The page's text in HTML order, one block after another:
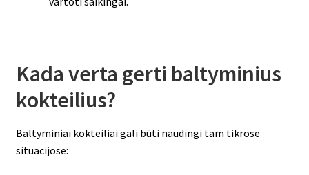
Kada verta gerti baltyminius
kokteilius?
Baltyminiai kokteiliai gali būti naudingi tam tikrose
situacijose: